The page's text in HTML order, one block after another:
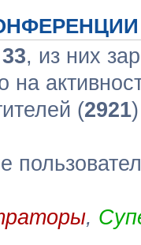
33, из них
на
(2921
,